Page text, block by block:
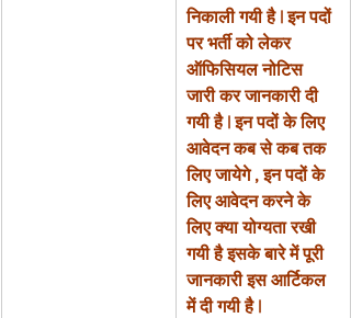
निकाली गयी है | इन पदों
पर भर्ती को लेकर
ऑफिसियल नोटिस
जारी कर जानकारी दी
गयी है | इन पदों के लिए
आवेदन कब से कब तक
लिए जायेगे , इन पदों के
लिए आवेदन करने के
लिए क्या योग्यता रखी
गयी है इसके बारे में पूरी
जानकारी इस आर्टिकल
में दी गयी है |